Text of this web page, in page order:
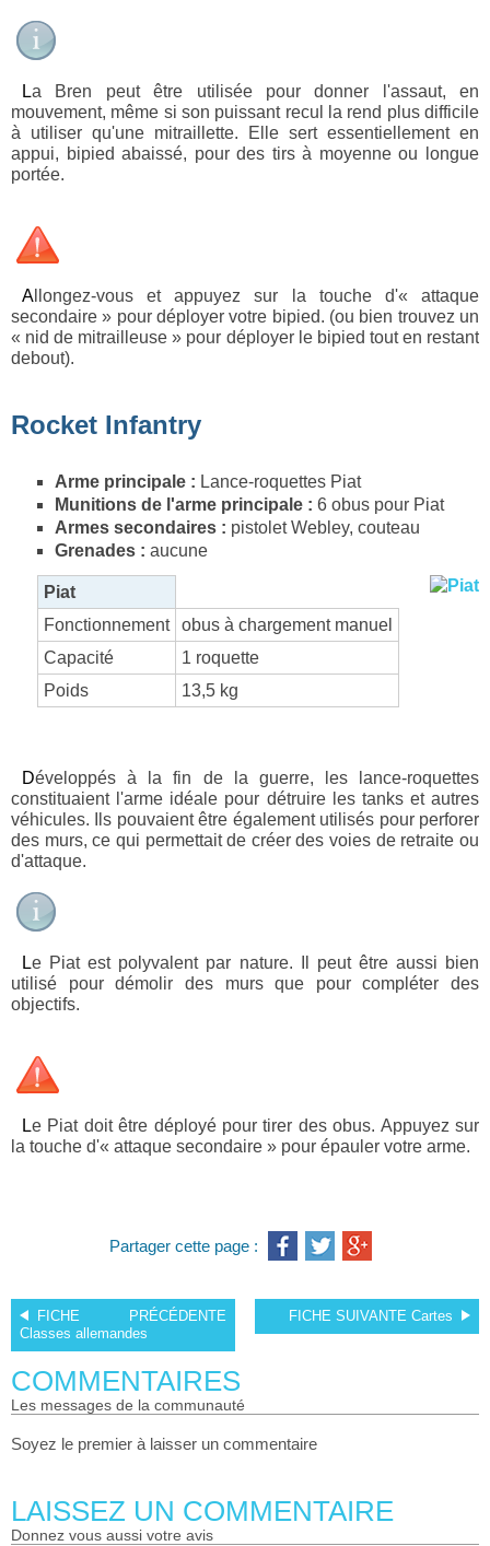
La Bren peut être utilisée pour donner l'assaut, en
mouvement, même si son puissant recul la rend plus difficile
à utiliser qu'une mitraillette. Elle sert essentiellement en
appui, bipied abaissé, pour des tirs à moyenne ou longue
portée.
Allongez-vous et appuyez sur la touche d'« attaque
secondaire » pour déployer votre bipied. (ou bien trouvez un
« nid de mitrailleuse » pour déployer le bipied tout en restant
debout).
Rocket Infantry
Arme principale : Lance-roquettes Piat
Munitions de l'arme principale : 6 obus pour Piat
Armes secondaires : pistolet Webley, couteau
Grenades : aucune
Piat
Fonctionnement
obus à chargement manuel
Capacité
1 roquette
Poids
13,5 kg
Développés à la fin de la guerre, les lance-roquettes
constituaient l'arme idéale pour détruire les tanks et autres
véhicules. Ils pouvaient être également utilisés pour perforer
des murs, ce qui permettait de créer des voies de retraite ou
d'attaque.
Le Piat est polyvalent par nature. Il peut être aussi bien
utilisé pour démolir des murs que pour compléter des
objectifs.
Le Piat doit être déployé pour tirer des obus. Appuyez sur
la touche d'« attaque secondaire » pour épauler votre arme.
Partager cette page :
FICHE PRÉCÉDENTE
Classes allemandes
FICHE SUIVANTE Cartes
COMMENTAIRES
les messages de la communauté
Soyez le premier à laisser un commentaire
LAISSEZ UN COMMENTAIRE
donnez vous aussi votre avis